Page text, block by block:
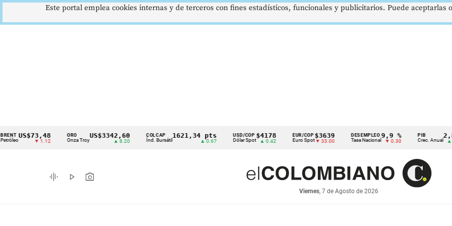
Cintillo
indicadores
económicos
▼ 1.12
ORO
Onza Troy
US$3342,60
▲ 8.20
COLCAP
Índ. Bursátil
1621,34 pts USD/COP
Dólar Spot
$4178
▲ 0.42
EUR/COP
Euro Spot
$3639
▼ 33.00
DESEMPLEO
Tasa Nacional
9,9 %
▼ 0.30
PIB
Crec. Anual
2,8 %
▲ 0.10
graphic_eq play_arrow photo_camera
Viernes, 7 de Agosto de 2026
Este portal emplea cookies internas y de terceros con fines estadísticos, funcionales y publicitarios. Puede aceptarlas